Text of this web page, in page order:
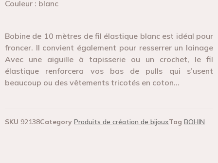
Couleur : blanc
Bobine de 10 mètres de fil élastique blanc est idéal pour
froncer. Il convient également pour resserrer un lainage
Avec une aiguille à tapisserie ou un crochet, le fil
élastique renforcera vos bas de pulls qui s’usent
beaucoup ou des vêtements tricotés en coton…
SKU 92138Category Produits de création de bijouxTag BOHIN